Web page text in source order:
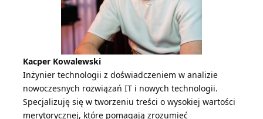
Kacper Kowalewski
Inżynier technologii z doświadczeniem w analizie
nowoczesnych rozwiązań IT i nowych technologii.
Specjalizuję się w tworzeniu treści o wysokiej wartości
merytorycznej, które pomagają zrozumieć